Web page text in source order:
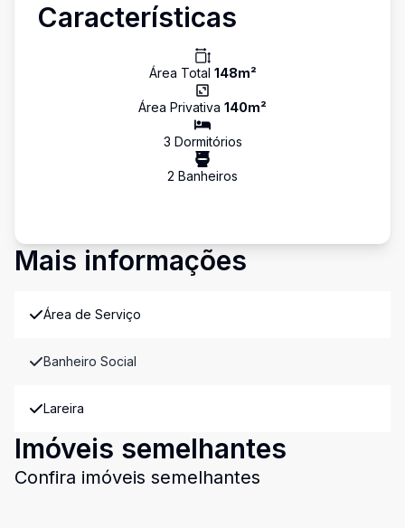
Características
Área Total 148m²
Área Privativa 140m²
3 Dormitórios
2 Banheiros
Mais informações
Área de Serviço
Banheiro Social
Lareira
Imóveis semelhantes
Confira imóveis semelhantes